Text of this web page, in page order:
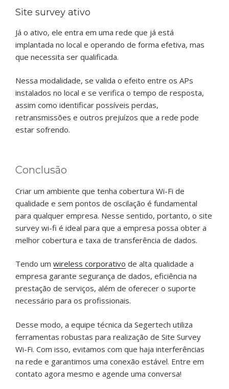
Site survey ativo
Já o ativo, ele entra em uma rede que já está
implantada no local e operando de forma efetiva, mas
que necessita ser qualificada.
Nessa modalidade, se valida o efeito entre os APs
instalados no local e se verifica o tempo de resposta,
assim como identificar possíveis perdas,
retransmissões e outros prejuízos que a rede pode
estar sofrendo.
Conclusão
Criar um ambiente que tenha cobertura Wi-Fi de
qualidade e sem pontos de oscilação é fundamental
para qualquer empresa. Nesse sentido, portanto, o site
survey wi-fi é ideal para que a empresa possa obter a
melhor cobertura e taxa de transferência de dados.
Tendo um wireless corporativo de alta qualidade a
empresa garante segurança de dados, eficiência na
prestação de serviços, além de oferecer o suporte
necessário para os profissionais.
Desse modo, a equipe técnica da Segertech utiliza
ferramentas robustas para realização de Site Survey
Wi-Fi. Com isso, evitamos com que haja interferências
na rede e garantimos uma conexão estável. Entre em
contato agora mesmo e agende uma conversa!